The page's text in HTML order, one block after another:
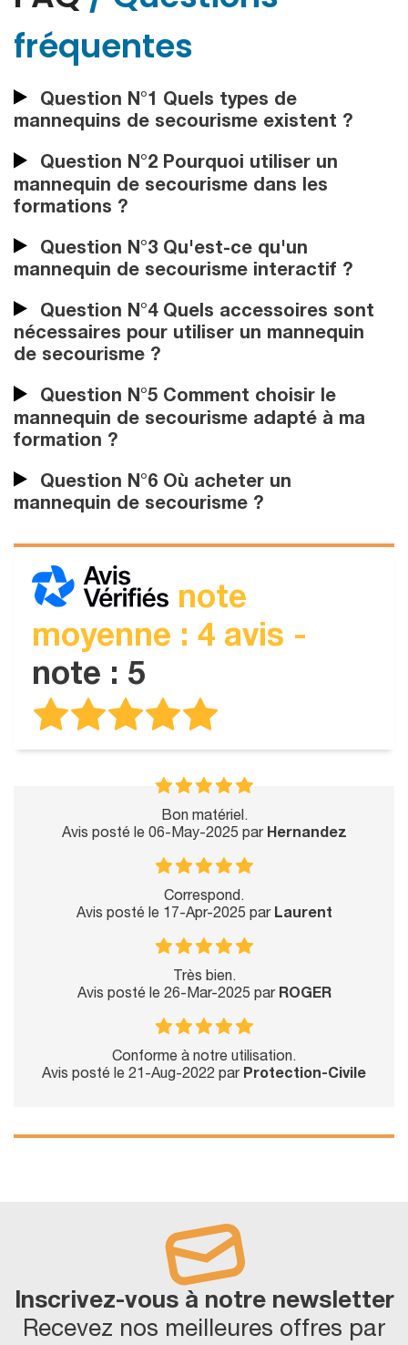
fréquentes
Question N°1 Quels types de
mannequins de secourisme existent ?
Question N°2 Pourquoi utiliser un
mannequin de secourisme dans les
formations ?
Question N°3 Qu'est-ce qu'un
mannequin de secourisme interactif ?
Question N°4 Quels accessoires sont
nécessaires pour utiliser un mannequin
de secourisme ?
Question N°5 Comment choisir le
mannequin de secourisme adapté à ma
formation ?
Question N°6 Où acheter un
mannequin de secourisme ?
note
moyenne : 4 avis -
note : 5
Bon matériel.
Avis posté le 06-May-2025 par Hernandez
Correspond.
Avis posté le 17-Apr-2025 par Laurent
Très bien.
Avis posté le 26-Mar-2025 par ROGER
Conforme à notre utilisation.
Avis posté le 21-Aug-2022 par Protection-Civile
Inscrivez-vous à notre newsletter
Recevez nos meilleures offres par